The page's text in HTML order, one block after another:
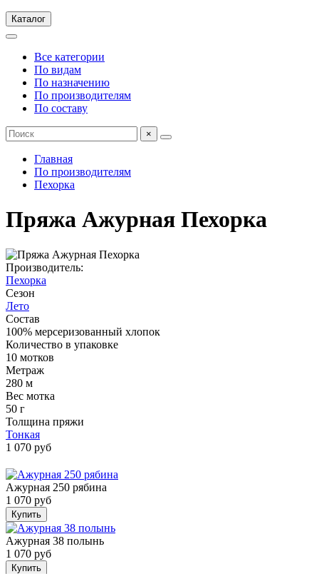
Каталог
Все категории
По видам
По назначению
По производителям
По составу
×
Главная
По производителям
Пехорка
Пряжа Ажурная Пехорка
Производитель:
Пехорка
Сезон
Лето
Состав
100% мерсеризованный хлопок
Количество в упаковке
10 мотков
Метраж
280 м
Вес мотка
50 г
Толщина пряжи
Тонкая
1 070 руб
Ажурная 250 рябина
1 070 руб
Купить
Ажурная 38 полынь
1 070 руб
Купить